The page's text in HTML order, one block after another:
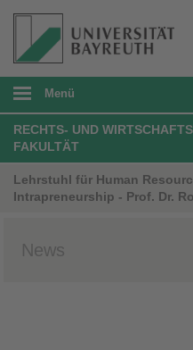
Menü
RECHTS- UND
FAKULTÄT
Lehrstuhl für Human
Intrapreneurship - Prof. Dr.
News